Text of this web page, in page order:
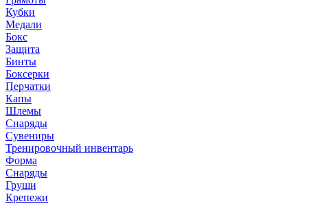
Кубки
Медали
Бокс
Защита
Бинты
Боксерки
Перчатки
Капы
Шлемы
Снаряды
Сувениры
Тренировочный инвентарь
Форма
Снаряды
Груши
Крепежи